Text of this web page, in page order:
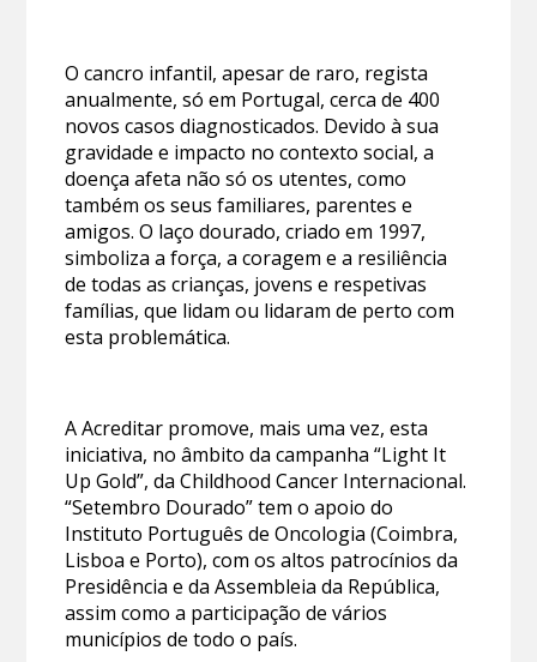
O cancro infantil, apesar de raro, regista
anualmente, só em Portugal, cerca de 400
novos casos diagnosticados. Devido à sua
gravidade e impacto no contexto social, a
doença afeta não só os utentes, como
também os seus familiares, parentes e
amigos. O laço dourado, criado em 1997,
simboliza a força, a coragem e a resiliência
de todas as crianças, jovens e respetivas
famílias, que lidam ou lidaram de perto com
esta problemática.
A Acreditar promove, mais uma vez, esta
iniciativa, no âmbito da campanha “Light It
Up Gold”, da Childhood Cancer Internacional.
“Setembro Dourado” tem o apoio do
Instituto Português de Oncologia (Coimbra,
Lisboa e Porto), com os altos patrocínios da
Presidência e da Assembleia da República,
assim como a participação de vários
municípios de todo o país.